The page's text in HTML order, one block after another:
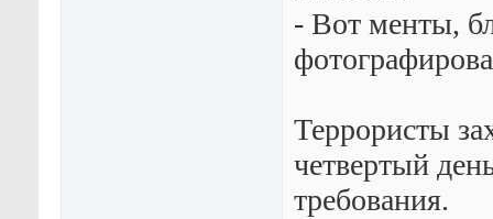
- Вот менты,
Террористы
четвертый
требования.